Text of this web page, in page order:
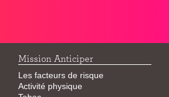
Mission Anticiper
Les facteurs de risque
Activité physique